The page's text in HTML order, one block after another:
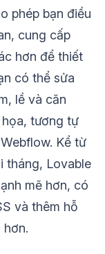
phép bạn điều
cung cấp
hơn để thiết
có thể sửa
lề và căn
tương tự
Kể từ
tháng, Lovable
mẽ hơn, có
và thêm hỗ